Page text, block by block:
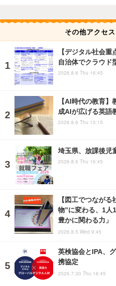
その他アクセ
【デジタル社会
自治体でクラウド
2026.8.6 Thu 16:45
【AI時代の教育
成AIが広げる英語
2026.8.6 Thu 13:15
埼玉県、放課後児
2026.8.6 Thu 16:45
【図工でつなが
物”に変わる、1人
豊かに関わる力」
2026.8.5 Wed 9:45
英検協会とIPA、
携協定
2026.7.30 Thu 16:45